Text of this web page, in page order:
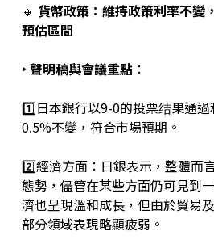
🔸 貨幣政策：維持政策利率不變
預估區間
‣ 聲明稿與會議重點：
1️⃣日本銀行以9-0的投票结果通
0.5%不變，符合市場預期。
2️⃣經濟方面：日銀表示，整體而
態勢，儘管在某些方面仍可見到
濟也呈現溫和成長，但由於貿易
部分領域表現略顯疲弱。